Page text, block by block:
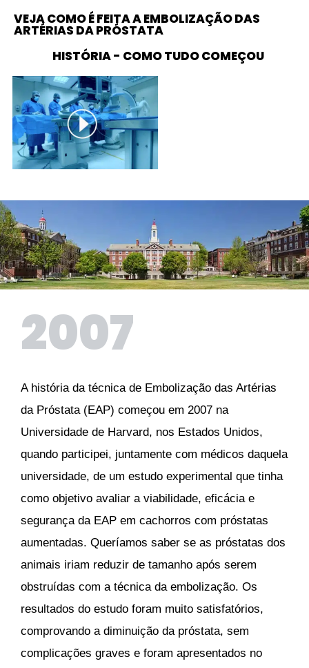
VEJA COMO É FEITA A EMBOLIZAÇÃO DAS
ARTÉRIAS DA PRÓSTATA
HISTÓRIA - COMO TUDO COMEÇOU
2007
A história da técnica de Embolização das Artérias
da Próstata (EAP) começou em 2007 na
Universidade de Harvard, nos Estados Unidos,
quando participei, juntamente com médicos daquela
universidade, de um estudo experimental que tinha
como objetivo avaliar a viabilidade, eficácia e
segurança da EAP em cachorros com próstatas
aumentadas. Queríamos saber se as próstatas dos
animais iriam reduzir de tamanho após serem
obstruídas com a técnica da embolização. Os
resultados do estudo foram muito satisfatórios,
comprovando a diminuição da próstata, sem
complicações graves e foram apresentados no